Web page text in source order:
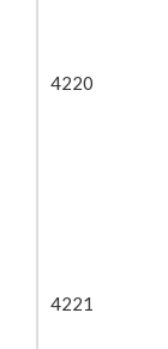
4220
4221